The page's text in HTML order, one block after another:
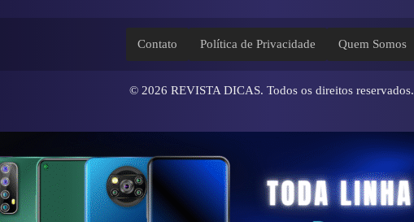
Contato Política de Privacidade Quem Somos
© 2026 REVISTA DICAS. Todos os direitos reservados.